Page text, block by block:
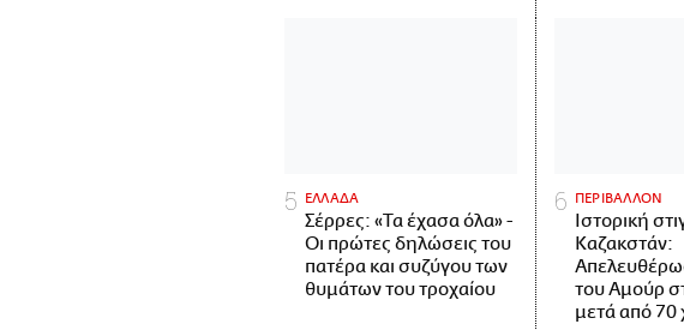
ΕΛΛΑΔΑ
Σέρρες: «Τα έχασα όλα» -
Οι πρώτες δηλώσεις του
πατέρα και συζύγου των
θυμάτων του τροχαίου
ΠΕΡΙΒΑΛΛΟΝ
Ιστορική
Καζακστάν:
του Αμούρ
μετά από 70